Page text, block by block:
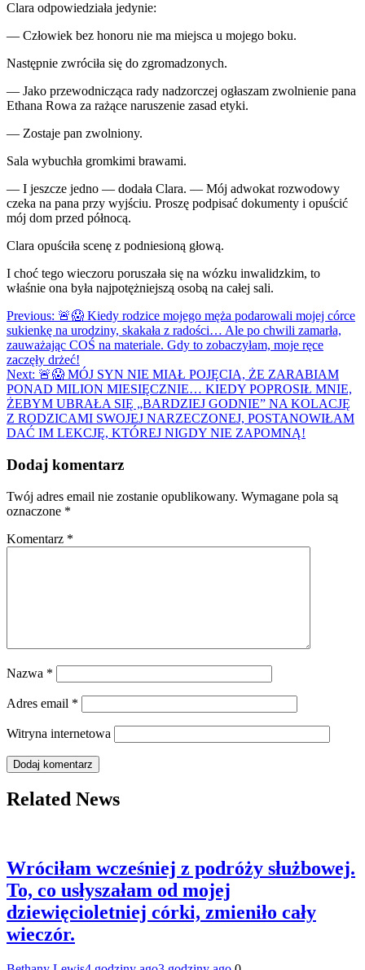
Clara odpowiedziała jedynie:
— Człowiek bez honoru nie ma miejsca u mojego boku.
Następnie zwróciła się do zgromadzonych.
— Jako przewodnicząca rady nadzorczej ogłaszam zwolnienie pana
Ethana Rowa za rażące naruszenie zasad etyki.
— Zostaje pan zwolniony.
Sala wybuchła gromkimi brawami.
— I jeszcze jedno — dodała Clara. — Mój adwokat rozwodowy
czeka na pana przy wyjściu. Proszę podpisać dokumenty i opuścić
mój dom przed północą.
Clara opuściła scenę z podniesioną głową.
I choć tego wieczoru poruszała się na wózku inwalidzkim, to
właśnie ona była najpotężniejszą osobą na całej sali.
Nawigacja
wpisu
Previous: 🚨😱 Kiedy rodzice mojego męża podarowali mojej córce
sukienkę na urodziny, skakała z radości… Ale po chwili zamarła,
zauważając COŚ na materiale. Gdy to zobaczyłam, moje ręce
zaczęły drżeć!
Next: 🚨😱 MÓJ SYN NIE MIAŁ POJĘCIA, ŻE ZARABIAM
PONAD MILION MIESIĘCZNIE… KIEDY POPROSIŁ MNIE,
ŻEBYM UBRAŁA SIĘ „BARDZIEJ GODNIE” NA KOLACJĘ
Z RODZICAMI SWOJEJ NARZECZONEJ, POSTANOWIŁAM
DAĆ IM LEKCJĘ, KTÓREJ NIGDY NIE ZAPOMNĄ!
Dodaj komentarz
Twój adres email nie zostanie opublikowany. Wymagane pola są
oznaczone *
Komentarz *
Nazwa *
Adres email *
Witryna internetowa
Related News
Wróciłam wcześniej z podróży służbowej.
To, co usłyszałam od mojej
dziewięcioletniej córki, zmieniło cały
wieczór.